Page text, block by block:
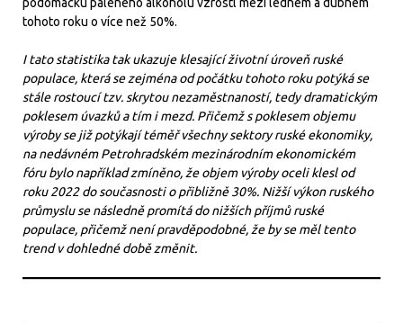
tohoto roku o více než 50%.
I tato statistika tak ukazuje klesající životní úroveň ruské
populace, která se zejména od počátku tohoto roku potýká se
stále rostoucí tzv. skrytou nezaměstnaností, tedy dramatickým
poklesem úvazků a tím i mezd. Přičemž s poklesem objemu
výroby se již potýkají téměř všechny sektory ruské ekonomiky,
na nedávném Petrohradském mezinárodním ekonomickém
fóru bylo například zmíněno, že objem výroby oceli klesl od
roku 2022 do současnosti o přibližně 30%. Nižší výkon ruského
průmyslu se následně promítá do nižších příjmů ruské
populace, přičemž není pravděpodobné, že by se měl tento
trend v dohledné době změnit.